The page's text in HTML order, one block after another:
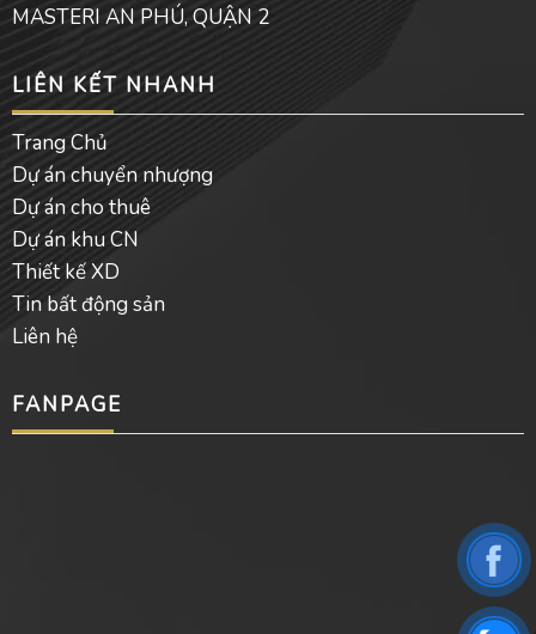
MASTERI AN PHÚ, QUẬN 2
LIÊN KẾT NHANH
Trang Chủ
Dự án chuyển nhượng
Dự án cho thuê
Dự án khu CN
Thiết kế XD
Tin bất động sản
Liên hệ
FANPAGE